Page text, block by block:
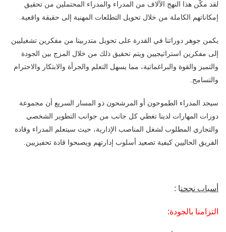
لقد مكّن هذا النهج الآلاف من المدراء والمدراء المحتملين من تحقيق
إمكاناتهم الكاملة من خلال تحويل التطلعات المهنية إلى حقيقة واقعية.
يكمن جوهر دوراتنا في القدرة على تحويل متدربينا من مفكرين تشغيليين
إلى مفكرين استراتيجيين ويتم تحقيق ذلك من خلال المزج بين الجودة
والتميز والقوة والبراغماتية، مما يسهل التعلم والجرأة والابتكار والاحترام
والتسامح.
سيجد المدراء الطموحون أو المرشحون ذو المسار السريع أن مجموعة
دورات المهارات لدينا تغطي كل جانب من جوانب التطوير الشخصي
والتجاري المطلوب لشغل المناصب الإدارية، حيث سيتعلم المدراء وقادة
الفريق الحاليين كيفية تصعيد أسلوب إدارتهم ويصبحوا قادة تحفيزيين.
أسباب نجحنا :
التزامنا بالجودة: